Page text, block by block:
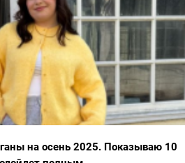
на осень 2025. Показываю 10